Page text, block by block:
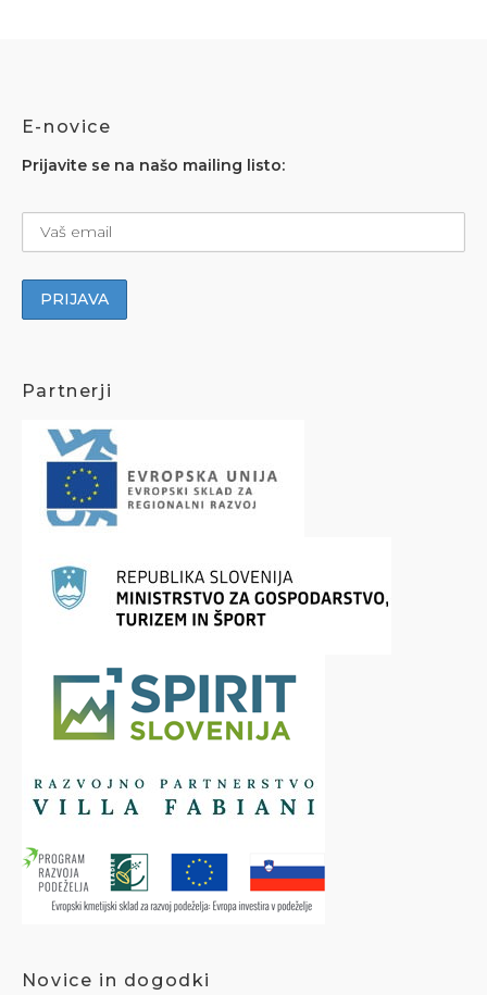
E-novice
Prijavite se na našo mailing listo:
Partnerji
Novice in dogodki